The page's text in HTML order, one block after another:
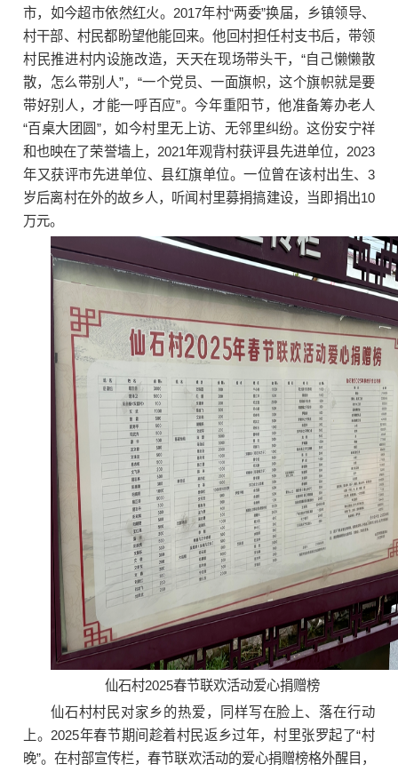
市，如今超市依然红火。2017年村“两委”换届，乡镇领导、
村干部、村民都盼望他能回来。他回村担任村支书后，带领
村民推进村内设施改造，天天在现场带头干，“自己懒懒散
散，怎么带别人”，“一个党员、一面旗帜，这个旗帜就是要
带好别人，才能一呼百应”。今年重阳节，他准备筹办老人
“百桌大团圆”，如今村里无上访、无邻里纠纷。这份安宁祥
和也映在了荣誉墙上，2021年观背村获评县先进单位，2023
年又获评市先进单位、县红旗单位。一位曾在该村出生、3
岁后离村在外的故乡人，听闻村里募捐搞建设，当即捐出10
万元。
仙石村2025春节联欢活动爱心捐赠榜
仙石村村民对家乡的热爱，同样写在脸上、落在行动
上。2025年春节期间趁着村民返乡过年，村里张罗起了“村
晚”。在村部宣传栏，春节联欢活动的爱心捐赠榜格外醒目，